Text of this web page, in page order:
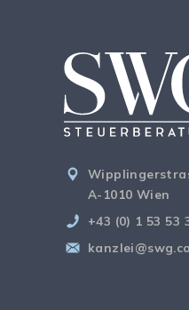
A-1010 Wien
+43 (0) 1 53 53